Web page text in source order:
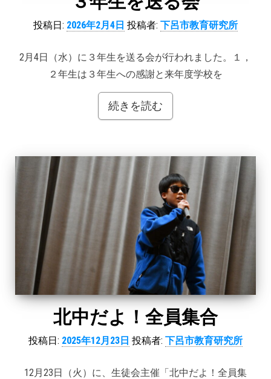
投稿日: 2026年2月4日 投稿者: 下呂市教育研究所
2月4日（水）に３年生を送る会が行われました。１，
２年生は３年生への感謝と来年度学校を
続きを読む
北中だよ！全員集合
投稿日: 2025年12月23日 投稿者: 下呂市教育研究所
12月23日（火）に、生徒会主催「北中だよ！全員集